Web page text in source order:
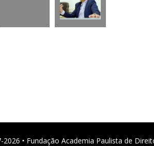
• Fundação Academia Paulista de